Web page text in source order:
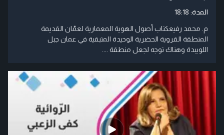
المدة: 18:18
م. محمد رفيعكتاب أصول الهوية المعمارية لعمّان القديمة
المنطقة القروية الحضرية الوحيدة المتبقية في عمان جبل
اللويبدة وهناك توجه لجعل منطقة ....